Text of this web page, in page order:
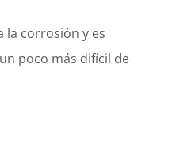
la corrosión y es
poco más difícil de